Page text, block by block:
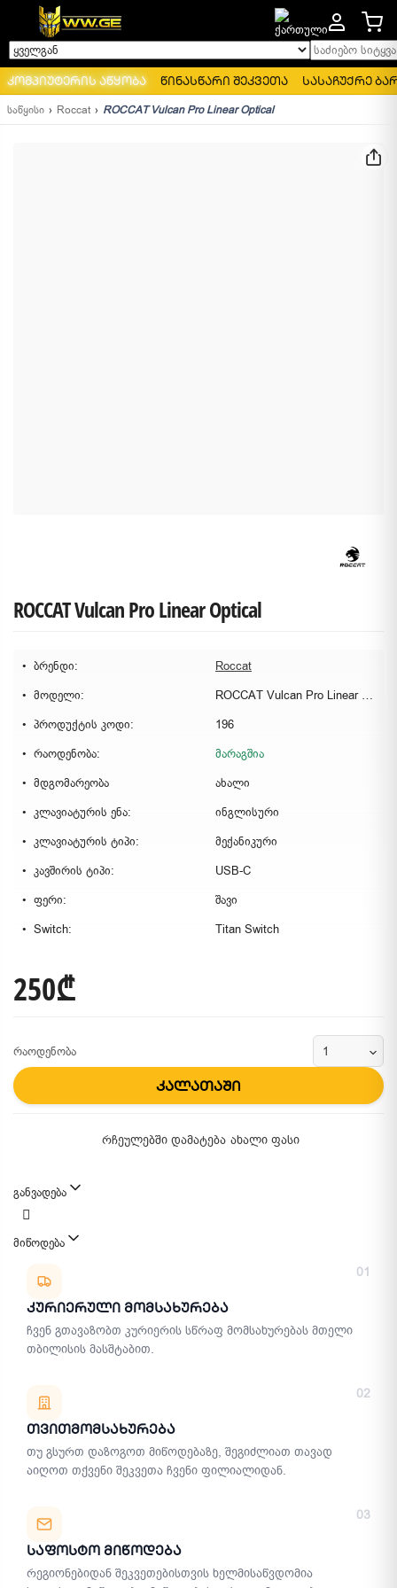
ყველგან საძიებო
კომპიუტერის აწყობა წინასწარი შეკვეთა სასაჩუქრე
საწყისი Roccat ROCCAT Vulcan Pro Linear Optical
ROCCAT Vulcan Pro Linear Optical
ბრენდი:
Roccat
მოდელი:
ROCCAT Vulcan Pro Linear Optical
პროდუქტის კოდი:
196
რაოდენობა:
მარაგშია
მდგომარეობა
ახალი
კლავიატურის ენა:
ინგლისური
კლავიატურის ტიპი:
მექანიკური
კავშირის ტიპი:
USB-C
ფერი:
შავი
Switch:
Titan Switch
250₾
რაოდენობა
კალათაში
რჩეულებში დამატება ახალი ფასი
განვადება
მიწოდება
01
Კურიერული Მომსახურება
ჩვენ გთავაზობთ კურიერის სწრაფ მომსახურებას მთელი
თბილისის მასშტაბით.
02
Თვითმომსახურება
თუ გსურთ დაზოგოთ მიწოდებაზე, შეგიძლიათ თავად
აიღოთ თქვენი შეკვეთა ჩვენი ფილიალიდან.
03
Საფოსტო Მიწოდება
რეგიონებიდან შეკვეთებისთვის ხელმისაწვდომია